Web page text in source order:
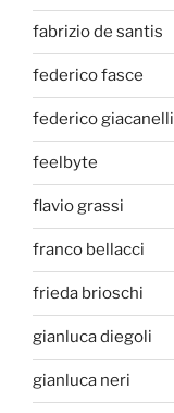
fabrizio de santis
federico fasce
federico giacanelli
feelbyte
flavio grassi
franco bellacci
frieda brioschi
gianluca diegoli
gianluca neri